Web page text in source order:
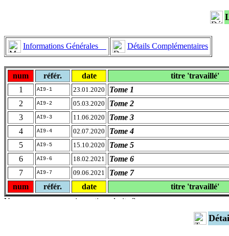
Informations Générales Détails Complémentaires
num référ. date
titre 'travaillé'
1
AI9-1 23.01.2020
Tome 1
2
AI9-2 05.03.2020
Tome 2
3
AI9-3 11.06.2020
Tome 3
4
AI9-4 02.07.2020
Tome 4
5
AI9-5 15.10.2020
Tome 5
6
AI9-6 18.02.2021
Tome 6
7
AI9-7 09.06.2021
Tome 7
num
référ. date titre 'travaillé'